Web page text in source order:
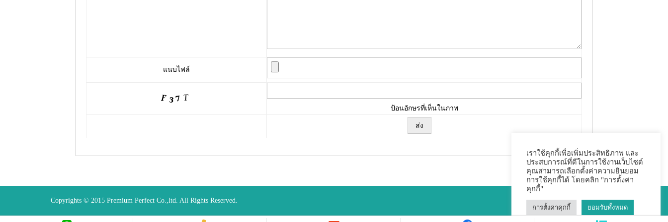
แนบไฟล์
ป้อนอักษรที่เห็นในภาพ
Copyrights © 2015 Premium Perfect Co.,ltd. All Rights Reserved.
เราใช้คุกกี้เพื่อเพิ่มประสิทธิภาพ และ
ประสบการณ์ที่ดีในการใช้งานเว็บไซต์
คุณสามารถเลือกตั้งค่าความยินยอม
การใช้คุกกี้ได้ โดยคลิก "การตั้งค่า
คุกกี้"
การตั้งค่าคุกกี้ ยอมรับทั้งหมด